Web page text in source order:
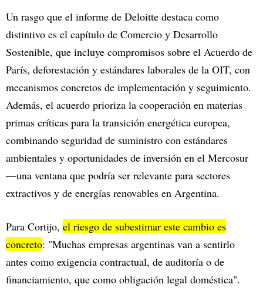
Un rasgo que el informe de Deloitte destaca como
distintivo es el capítulo de Comercio y Desarrollo
Sostenible, que incluye compromisos sobre el Acuerdo de
París, deforestación y estándares laborales de la OIT, con
mecanismos concretos de implementación y seguimiento.
Además, el acuerdo prioriza la cooperación en materias
primas críticas para la transición energética europea,
combinando seguridad de suministro con estándares
ambientales y oportunidades de inversión en el Mercosur
—una ventana que podría ser relevante para sectores
extractivos y de energías renovables en Argentina.
Para Cortijo, el riesgo de subestimar este cambio es
concreto: "Muchas empresas argentinas van a sentirlo
antes como exigencia contractual, de auditoría o de
financiamiento, que como obligación legal doméstica".